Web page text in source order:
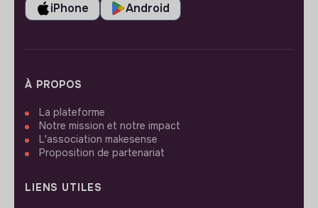
iPhone Android
À PROPOS
La plateforme
Notre mission et notre impact
L'association makesense
Proposition de partenariat
LIENS UTILES